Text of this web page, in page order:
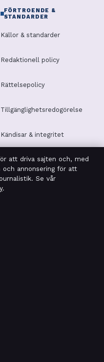
FÖRTROENDE &
STANDARDER
Källor & standarder
Redaktionell policy
Rättelsepolicy
Tillgänglighetsredogörelse
Kändisar & integritet
Integritetspolicy
att driva sajten och, med
annonsering för att
Se vår
.